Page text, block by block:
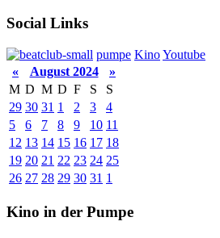
Social Links
pumpe KinoYoutube
«
August 2024
»
M D M D F S
S
29 30 31 1 2 3
4
5
6 7 8 9 10 11
12 13 14 15 16 17 18
19 20 21 22 23 24 25
26 27 28 29 30 31 1
Kino in der Pumpe